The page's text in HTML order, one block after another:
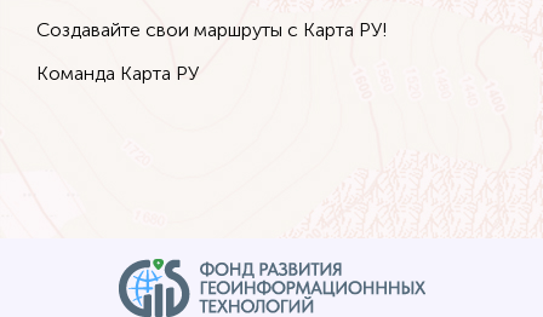
Создавайте свои маршруты с Карта РУ!
Команда Карта РУ